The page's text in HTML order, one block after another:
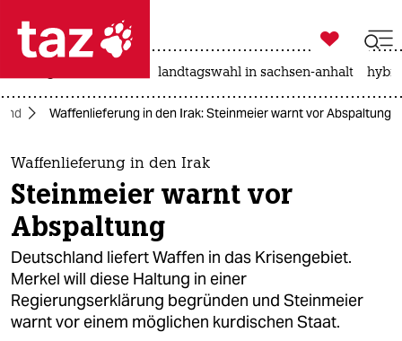
 taz zahl ich
taz zahl ich
themen
politik
öko
gesellschaft
kultur

taz zahl ich
landtagswahl in sachsen-anhalt
Waffenlieferung in den Irak: Steinmeier warnt vor Abspaltung
Waffenlieferung in den Irak
Steinmeier warnt vor
Abspaltung
Deutschland liefert Waffen in das Krisengebiet.
Merkel will diese Haltung in einer
Regierungserklärung begründen und Steinmeier
warnt vor einem möglichen kurdischen Staat.